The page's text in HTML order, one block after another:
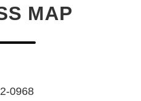
MAP
0968